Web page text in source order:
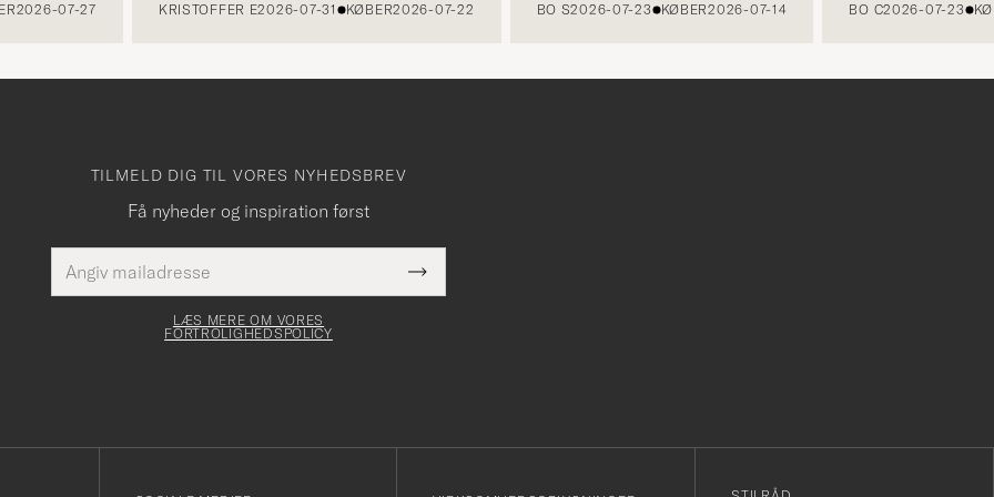
07-27 KRISTOFFER E2026-07-31 KØBER2026-07-22 BO S2026-07-23 KØBER2026-07-14 BO C2026-07-23
TILMELD DIG TIL VORES NYHEDSBREV
Få nyheder og inspiration først
mailadresse
Dette
felt skal
Submit
Newsletter
LÆS MERE OM VORES
FORTROLIGHEDSPOLICY